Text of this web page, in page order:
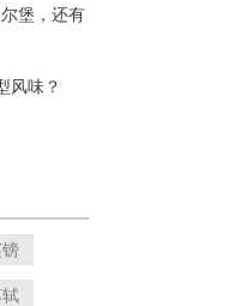
堡，还有
风味？